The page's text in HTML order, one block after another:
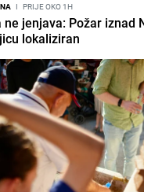
I PRIJE OKO 1H
jenjava: Požar iznad
lokaliziran